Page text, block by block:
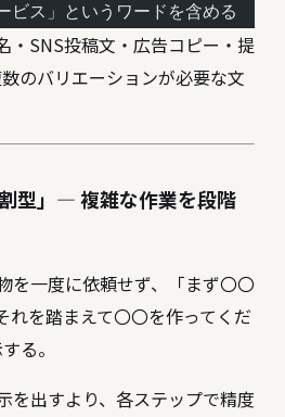
ス」というワードを含める
・SNS投稿文・広告コピー・提
のバリエーションが必要な文
型」― 複雑な作業を段階
を一度に依頼せず、「まず〇〇
を踏まえて〇〇を作ってくだ
る。
を出すより、各ステップで精度